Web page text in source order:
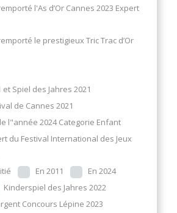
l'As d’Or Cannes 2023 Expert
le prestigieux Tric Trac d’Or
et Spiel des Jahres 2021
de Cannes 2021
l"année 2024 Categorie Enfant
du Festival International des Jeux
En 2011
En 2024
Kinderspiel des Jahres 2022
Concours Lépine 2023